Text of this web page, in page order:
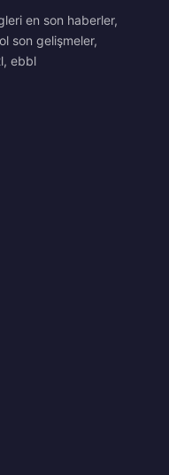
en son haberler,
son gelişmeler,
ebbl